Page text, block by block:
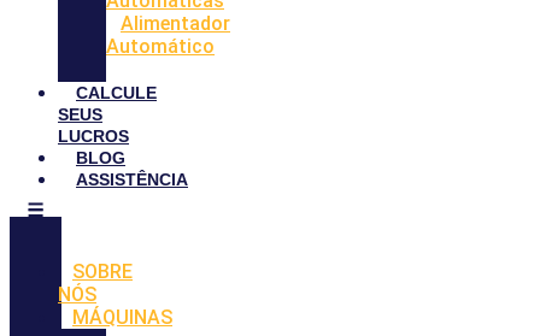
Alimentador
Automático
CALCULE
SEUS
LUCROS
BLOG
ASSISTÊNCIA
SOBRE
NÓS
MÁQUINAS